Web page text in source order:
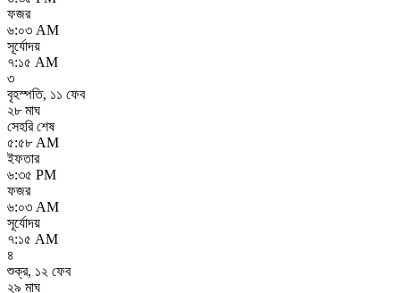
ফজর
৬:০৩ AM
সূর্যোদয়
৭:১৫ AM
৩
বৃহস্পতি, ১১ ফেব
২৮ মাঘ
সেহরি শেষ
৫:৫৮ AM
ইফতার
৬:৩৫ PM
ফজর
৬:০৩ AM
সূর্যোদয়
৭:১৫ AM
৪
শুক্র, ১২ ফেব
২৯ মাঘ